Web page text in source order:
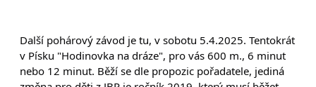
Další pohárový závod je tu, v sobotu 5.4.2025. Tentokrát
v Písku "Hodinovka na dráze", pro vás 600 m., 6 minut
nebo 12 minut. Běží se dle propozic pořadatele, jediná